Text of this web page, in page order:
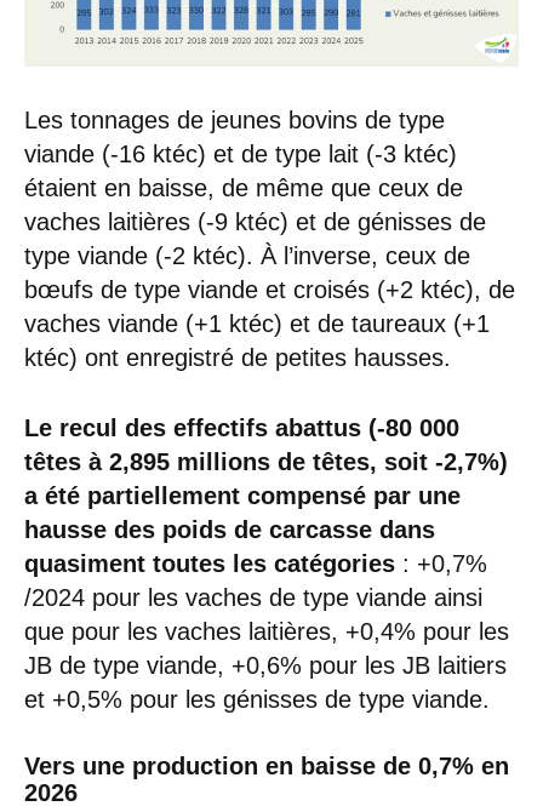
Les tonnages de jeunes bovins de type
viande (-16 ktéc) et de type lait (-3 ktéc)
étaient en baisse, de même que ceux de
vaches laitières (-9 ktéc) et de génisses de
type viande (-2 ktéc). À l’inverse, ceux de
bœufs de type viande et croisés (+2 ktéc), de
vaches viande (+1 ktéc) et de taureaux (+1
ktéc) ont enregistré de petites hausses.
Le recul des effectifs abattus (-80 000
têtes à 2,895 millions de têtes, soit -2,7%)
a été partiellement compensé par une
hausse des poids de carcasse dans
quasiment toutes les catégories : +0,7%
/2024 pour les vaches de type viande ainsi
que pour les vaches laitières, +0,4% pour les
JB de type viande, +0,6% pour les JB laitiers
et +0,5% pour les génisses de type viande.
Vers une production en baisse de 0,7% en
2026